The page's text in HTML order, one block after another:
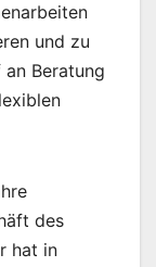
und zu
Beratung
des
hat in